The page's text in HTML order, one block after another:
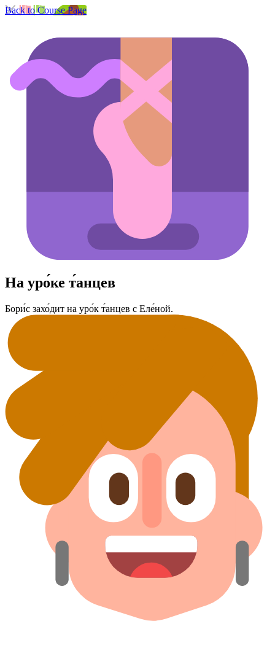
Back to Course Page
На уро́ке т́анцев
Бори́с захо́дит на уро́к т́анцев с Еле́ной.